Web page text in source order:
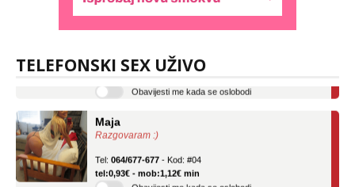
TELEFONSKI SEX UŽIVO
Liliana
tel:0,93€ - mob:1,12€ min
Razgovaram :)
tel:0,93€ - mob:1,12€ min
Obavijesti me kada se oslobodi